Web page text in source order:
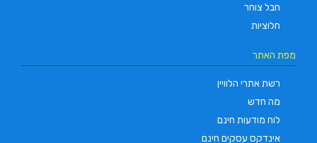
חבל צוחר
חלוציות
מפת האתר
רשת אתרי הלוויין
מה חדש
לוח מודעות חינם
אינדקס עסקים חינם